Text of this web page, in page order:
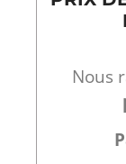
Nous